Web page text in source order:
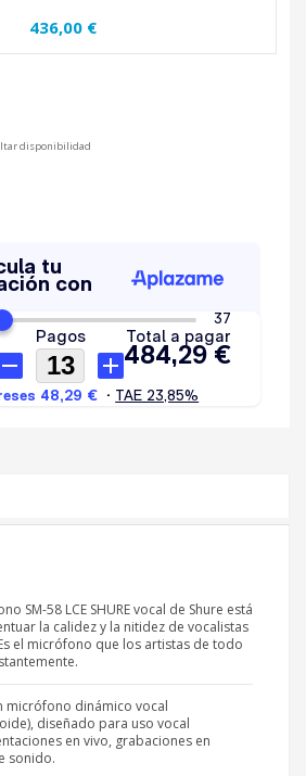
436,00 €
disponibilidad
SM-58 LCE SHURE vocal de Shure está
la calidez y la nitidez de vocalistas
el micrófono que los artistas de todo
micrófono dinámico vocal
diseñado para uso vocal
en vivo, grabaciones en
sonido.